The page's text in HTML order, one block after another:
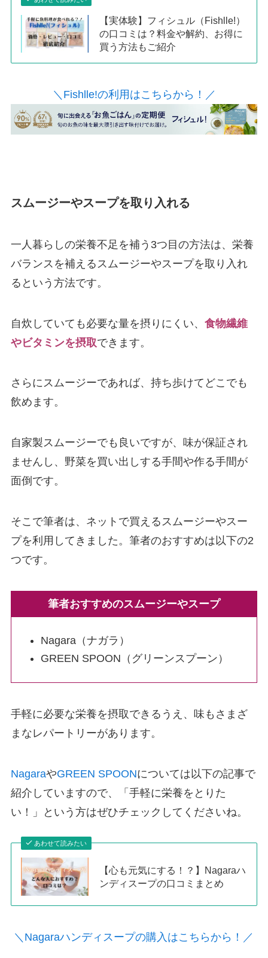
【実体験】フィシュル（Fishlle!）
の口コミは？料金や解約、お得に
買う方法もご紹介
＼Fishlle!の利用はこちらから！／
スムージーやスープを取り入れる
一人暮らしの栄養不足を補う3つ目の方法は、栄養
バランスを補えるスムージーやスープを取り入れ
るという方法です。
自炊していても必要な量を摂りにくい、 食物繊維
やビタミンを摂取できます。
さらにスムージーであれば、持ち歩けてどこでも
飲めます。
自家製スムージーでも良いですが、味が保証され
ませんし、野菜を買い出しする手間や作る手間が
面倒です。
そこで筆者は、ネットで買えるスムージーやスー
プを利用してきました。筆者のおすすめは以下の2
つです。
筆者おすすめのスムージーやスープ
Nagara（ナガラ）
GREEN SPOON（グリーンスプーン）
手軽に必要な栄養を摂取できるうえ、味もさまざ
まなレパートリーがあります。
NagaraやGREEN SPOONについては以下の記事で
紹介していますので、「手軽に栄養をとりた
い！」という方はぜひチェックしてくださいね。
あわせて読みたい
【心も元気にする！？】Nagaraハ
ンディスープの口コミまとめ
＼Nagaraハンディスープの購入はこちらから！／